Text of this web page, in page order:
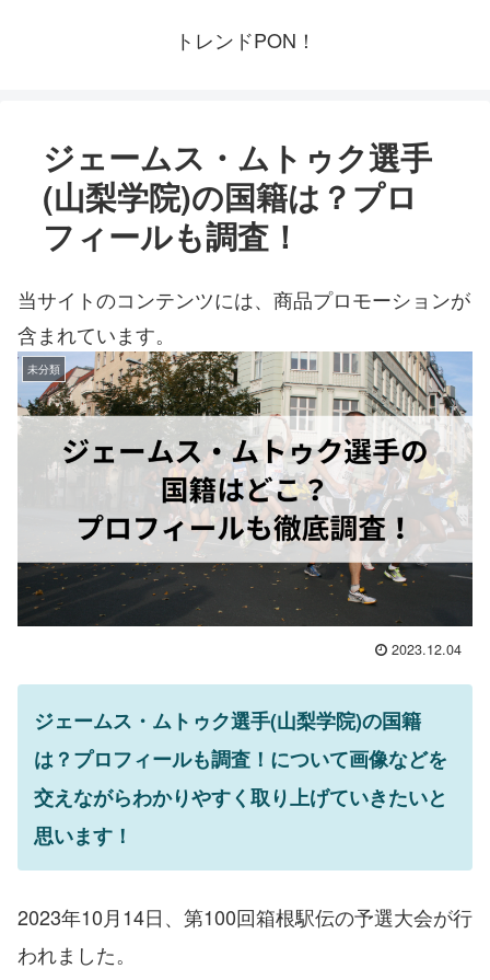
トレンドPON！
ジェームス・ムトゥク選手
(山梨学院)の国籍は？プロ
フィールも調査！
当サイトのコンテンツには、商品プロモーションが
含まれています。
未分類
2023.12.04
ジェームス・ムトゥク選手(山梨学院)の国籍
は？プロフィールも調査！について画像などを
交えながらわかりやすく取り上げていきたいと
思います！
2023年10月14日、第100回箱根駅伝の予選大会が行
われました。